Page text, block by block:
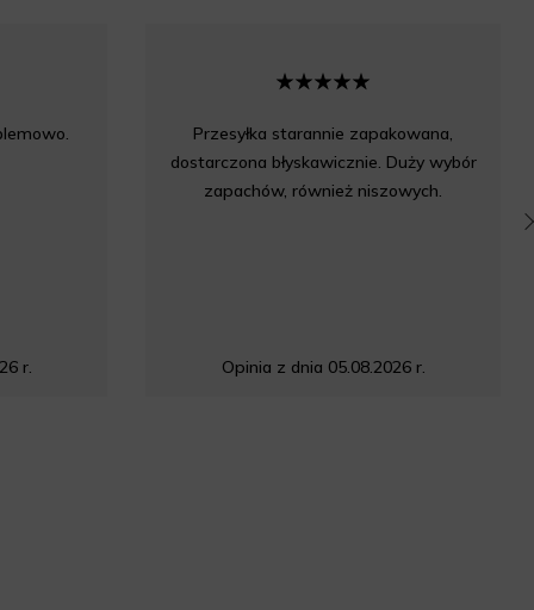
r.
Przesyłka starannie zapakowana,
dostarczona błyskawicznie. Duży wybór
zapachów, również niszowych.
Opinia z dnia 05.08.2026 r.